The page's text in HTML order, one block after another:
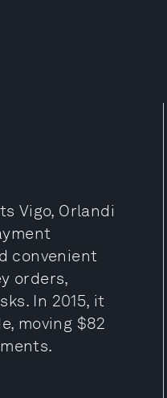
Vigo, Orlandi
convenient
orders,
In 2015, it
moving $82